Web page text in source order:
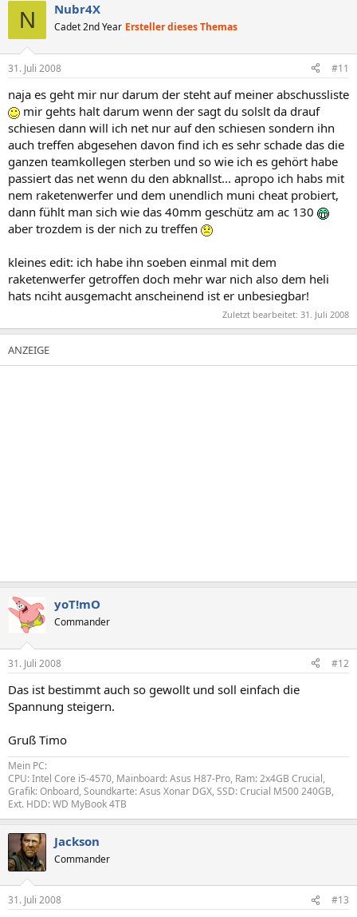
N Nubr4X
Cadet 2nd Year Ersteller dieses Themas
31. Juli 2008 #11
naja es geht mir nur darum der steht auf meiner abschussliste
mir gehts halt darum wenn der sagt du solslt da drauf
schiesen dann will ich net nur auf den schiesen sondern ihn
auch treffen abgesehen davon find ich es sehr schade das die
ganzen teamkollegen sterben und so wie ich es gehört habe
passiert das net wenn du den abknallst... apropo ich habs mit
nem raketenwerfer und dem unendlich muni cheat probiert,
dann fühlt man sich wie das 40mm geschütz am ac 130
aber trozdem is der nich zu treffen
kleines edit: ich habe ihn soeben einmal mit dem
raketenwerfer getroffen doch mehr war nich also dem heli
hats nciht ausgemacht anscheinend ist er unbesiegbar!
Zuletzt bearbeitet: 31. Juli 2008
yoT!mO
Commander
31. Juli 2008 #12
Das ist bestimmt auch so gewollt und soll einfach die
Spannung steigern.
Gruß Timo
Mein PC:
CPU: Intel Core i5-4570, Mainboard: Asus H87-Pro, Ram: 2x4GB Crucial,
Grafik: Onboard, Soundkarte: Asus Xonar DGX, SSD: Crucial M500 240GB,
Ext. HDD: WD MyBook 4TB
Jackson
Commander
31. Juli 2008 #13